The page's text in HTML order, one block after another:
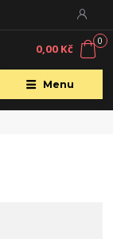
Menu
0
0,00 Kč